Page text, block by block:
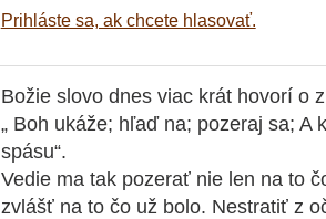
Prihláste sa, ak chcete hlasovať.
Božie slovo dnes viac krát hovorí o
„ Boh ukáže; hľaď na; pozeraj sa; A
spásu“.
Vedie ma tak pozerať nie len na to
zvlášť na to čo už bolo. Nestratiť z